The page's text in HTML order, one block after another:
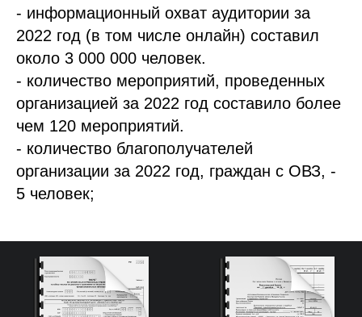
- информационный охват аудитории за
2022 год (в том числе онлайн) составил
около 3 000 000 человек.
- количество мероприятий, проведенных
организацией за 2022 год составило более
чем 120 мероприятий.
- количество благополучателей
организации за 2022 год, граждан с ОВЗ, -
5 человек;